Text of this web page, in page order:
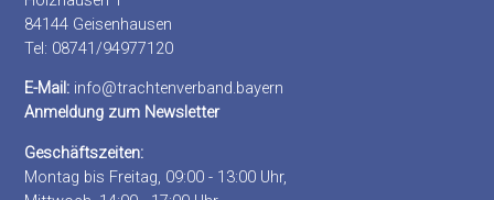
84144 Geisenhausen
Tel: 08741/94977120
E-Mail: info@trachtenverband.bayern
Anmeldung zum Newsletter
Geschäftszeiten:
Montag bis Freitag, 09:00 - 13:00 Uhr,